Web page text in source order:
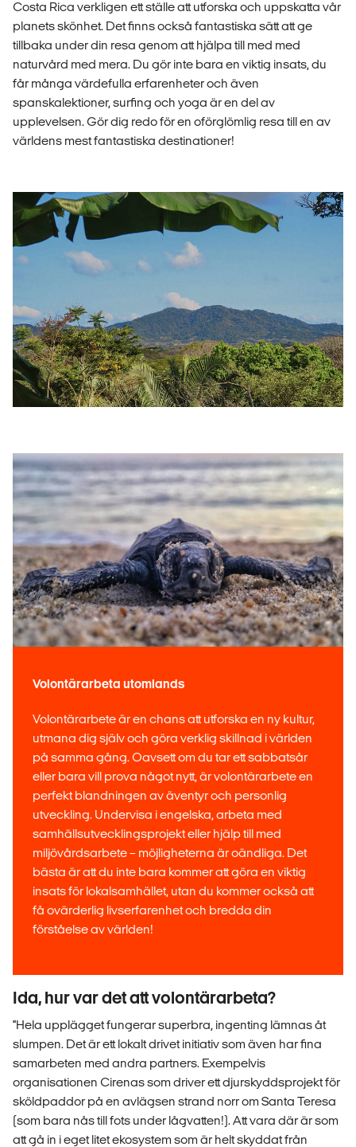
Costa Rica verkligen ett ställe att utforska och uppskatta vår
planets skönhet. Det finns också fantastiska sätt att ge
tillbaka under din resa genom att hjälpa till med med
naturvård med mera. Du gör inte bara en viktig insats, du
får många värdefulla erfarenheter och även
spanskalektioner, surfing och yoga är en del av
upplevelsen. Gör dig redo för en oförglömlig resa till en av
världens mest fantastiska destinationer!
Volontärarbeta utomlands
Volontärarbete är en chans att utforska en ny kultur,
utmana dig själv och göra verklig skillnad i världen
på samma gång. Oavsett om du tar ett sabbatsår
eller bara vill prova något nytt, är volontärarbete en
perfekt blandningen av äventyr och personlig
utveckling. Undervisa i engelska, arbeta med
samhällsutvecklingsprojekt eller hjälp till med
miljövårdsarbete – möjligheterna är oändliga. Det
bästa är att du inte bara kommer att göra en viktig
insats för lokalsamhället, utan du kommer också att
få ovärderlig livserfarenhet och bredda din
förståelse av världen!
Ida, hur var det att volontärarbeta?
''Hela upplägget fungerar superbra, ingenting lämnas åt
slumpen. Det är ett lokalt drivet initiativ som även har fina
samarbeten med andra partners. Exempelvis
organisationen Cirenas som driver ett djurskyddsprojekt för
sköldpaddor på en avlägsen strand norr om Santa Teresa
(som bara nås till fots under lågvatten!). Att vara där är som
att gå in i eget litet ekosystem som är helt skyddat från